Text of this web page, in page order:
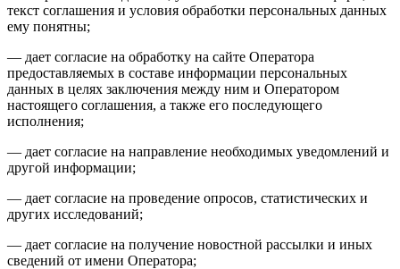
текст соглашения и условия обработки персональных данных
ему понятны;
— дает согласие на обработку на сайте Оператора
предоставляемых в составе информации персональных
данных в целях заключения между ним и Оператором
настоящего соглашения, а также его последующего
исполнения;
— дает согласие на направление необходимых уведомлений и
другой информации;
— дает согласие на проведение опросов, статистических и
других исследований;
— дает согласие на получение новостной рассылки и иных
сведений от имени Оператора;